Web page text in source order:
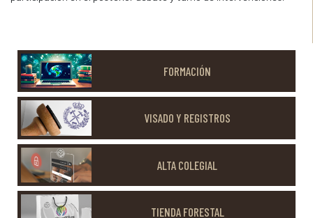
FORMACIÓN
VISADO Y REGISTROS
ALTA COLEGIAL
TIENDA FORESTAL